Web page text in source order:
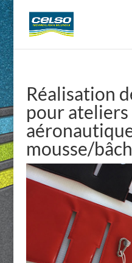
Réalisation
pour ateliers
mousse/